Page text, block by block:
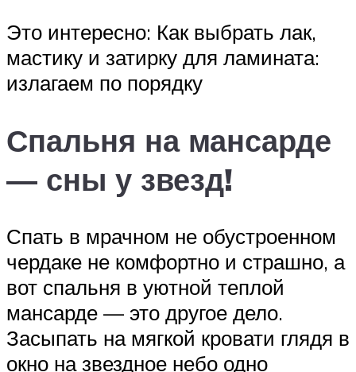
Это интересно: Как выбрать лак,
мастику и затирку для ламината:
излагаем по порядку
Спальня на мансарде
— сны у звезд!
Спать в мрачном не обустроенном
чердаке не комфортно и страшно, а
вот спальня в уютной теплой
мансарде — это другое дело.
Засыпать на мягкой кровати глядя в
окно на звездное небо одно